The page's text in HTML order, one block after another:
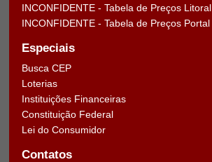
INCONFIDENTE - Tabela de Preços Litoral
INCONFIDENTE - Tabela de Preços Portal
Especiais
Busca CEP
Loterias
Instituições Financeiras
Constituição Federal
Lei do Consumidor
Contatos